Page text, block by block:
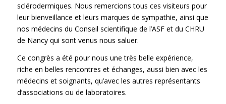
sclérodermiques. Nous remercions tous ces visiteurs pour
leur bienveillance et leurs marques de sympathie, ainsi que
nos médecins du Conseil scientifique de l’ASF et du CHRU
de Nancy qui sont venus nous saluer.
Ce congrès a été pour nous une très belle expérience,
riche en belles rencontres et échanges, aussi bien avec les
médecins et soignants, qu’avec les autres représentants
d’associations ou de laboratoires.